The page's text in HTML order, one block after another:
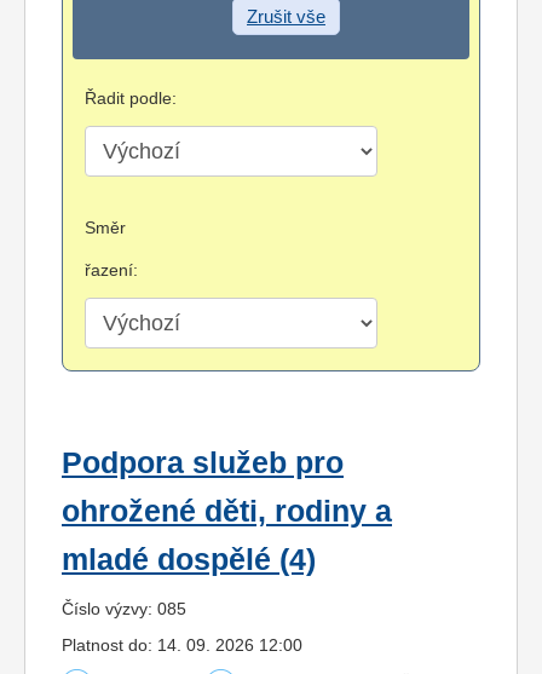
Zrušit vše
Řadit podle:
Směr
řazení:
Podpora služeb pro
ohrožené děti, rodiny a
mladé dospělé (4)
Číslo výzvy: 085
Platnost do: 14. 09. 2026 12:00